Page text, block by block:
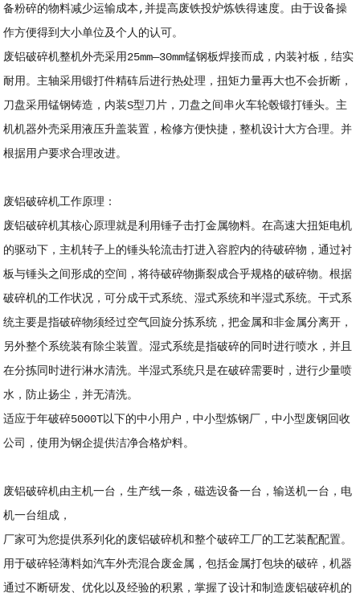
备粉碎的物料减少运输成本,并提高废铁投炉炼铁得速度。由于设备操
作方便得到大小单位及个人的认可。
废铝破碎机整机外壳采用25mm—30mm锰钢板焊接而成，内装衬板，结实
耐用。主轴采用锻打件精砗后进行热处理，扭矩力量再大也不会折断，
刀盘采用锰钢铸造，内装S型刀片，刀盘之间串火车轮毂锻打锤头。主
机机器外壳采用液压升盖装置，检修方便快捷，整机设计大方合理。并
根据用户要求合理改进。
废铝破碎机工作原理：
废铝破碎机其核心原理就是利用锤子击打金属物料。在高速大扭矩电机
的驱动下，主机转子上的锤头轮流击打进入容腔内的待破碎物，通过衬
板与锤头之间形成的空间，将待破碎物撕裂成合乎规格的破碎物。根据
破碎机的工作状况，可分成干式系统、湿式系统和半湿式系统。干式系
统主要是指破碎物须经过空气回旋分拣系统，把金属和非金属分离开，
另外整个系统装有除尘装置。湿式系统是指破碎的同时进行喷水，并且
在分拣同时进行淋水清洗。半湿式系统只是在破碎需要时，进行少量喷
水，防止扬尘，并无清洗。
适应于年破碎5000T以下的中小用户，中小型炼钢厂，中小型废钢回收
公司，使用为钢企提供洁净合格炉料。
废铝破碎机由主机一台，生产线一条，磁选设备一台，输送机一台，电
机一台组成，
厂家可为您提供系列化的废铝破碎机和整个破碎工厂的工艺装配配置。
用于破碎轻薄料如汽车外壳混合废金属，包括金属打包块的破碎，机器
通过不断研发、优化以及经验的积累，掌握了设计和制造废铝破碎机的